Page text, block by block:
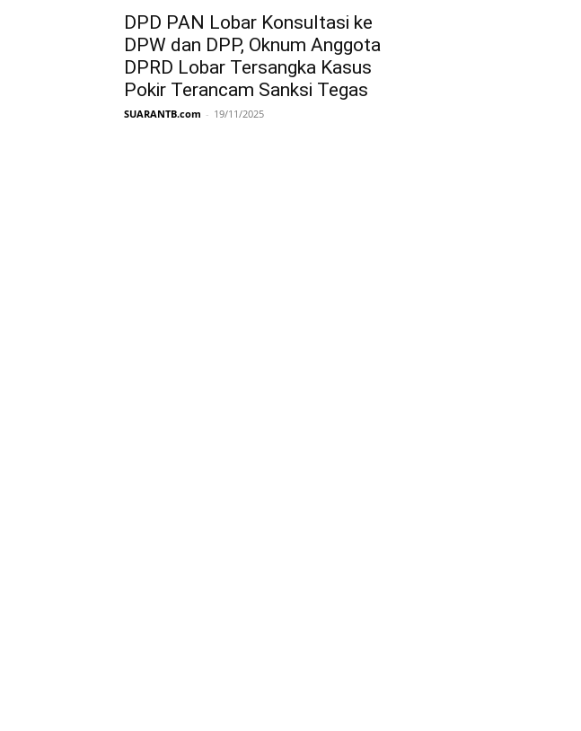
DPD PAN Lobar Konsultasi ke
DPW dan DPP, Oknum Anggota
DPRD Lobar Tersangka Kasus
Pokir Terancam Sanksi Tegas
SUARANTB.com - 19/11/2025